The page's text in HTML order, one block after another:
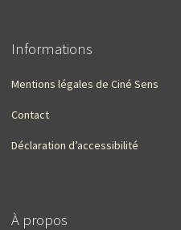
Informations
Mentions légales de Ciné Sens
Contact
Déclaration d’accessibilité
À propos